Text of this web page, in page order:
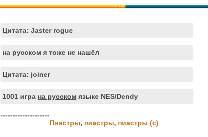
Цитата: Jaster rogue
на русском я тоже не нашёл
Цитата: joiner
1001 игра на русском языке NES/Dendy
--------------------
Пиастры, пиастры, пиастры (с)